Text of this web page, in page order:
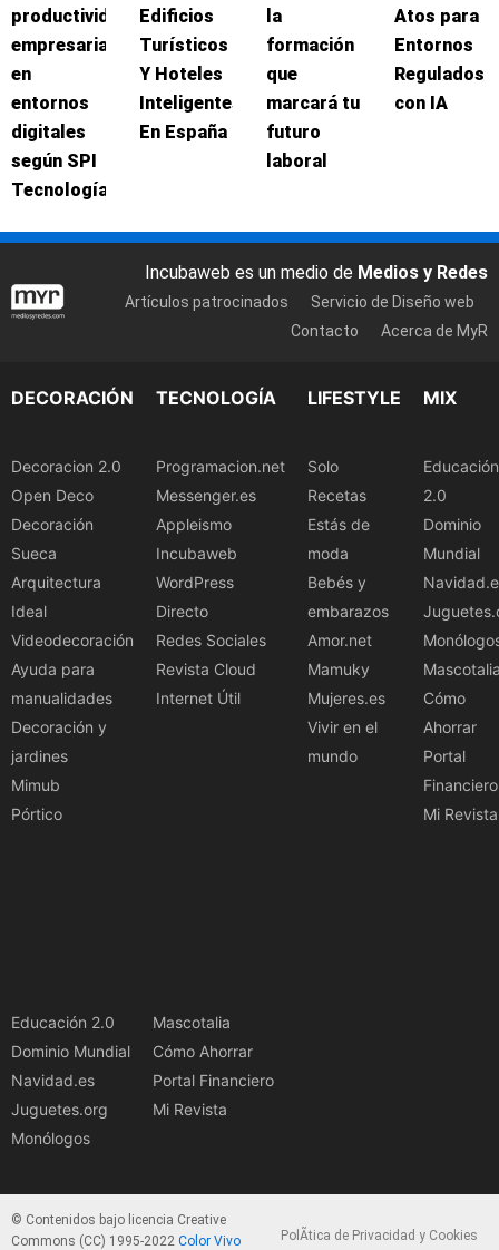
productividad
empresarial
en
entornos
digitales
según SPI
Tecnologías
Edificios
Turísticos
Y Hoteles
Inteligentes
En España
la
formación
que
marcará tu
futuro
laboral
Atos para
Entornos
Regulados
con IA
Incubaweb es un medio de Medios y Redes
Artículos patrocinados
Servicio de Diseño web
Contacto
Acerca de MyR
DECORACIÓN
Decoracion 2.0
Open Deco
Decoración
Sueca
Arquitectura
Ideal
Videodecoración
Ayuda para
manualidades
Decoración y
jardines
Mimub
Pórtico
TECNOLOGÍA
Programacion.net
Messenger.es
Appleismo
Incubaweb
WordPress
Directo
Redes Sociales
Revista Cloud
Internet Útil
LIFESTYLE
Solo
Recetas
Estás de
moda
Bebés y
embarazos
Amor.net
Mamuky
Mujeres.es
Vivir en el
mundo
MIX
Educación
2.0
Dominio
Mundial
Cómo
Ahorrar
Portal
Financiero
Mi Revista
Educación 2.0
Dominio Mundial
Navidad.es
Juguetes.org
Monólogos
Mascotalia
Cómo Ahorrar
Portal Financiero
Mi Revista
© Contenidos bajo licencia Creative
Commons (CC) 1995-2022 Color Vivo
PolÃ­tica de Privacidad y Cookies